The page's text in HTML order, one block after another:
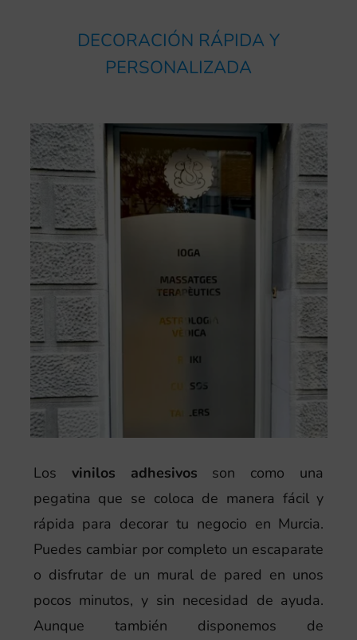
DECORACIÓN RÁPIDA Y
PERSONALIZADA
Los vinilos adhesivos son como una
pegatina que se coloca de manera fácil y
rápida para decorar tu negocio en Murcia.
Puedes cambiar por completo un escaparate
o disfrutar de un mural de pared en unos
pocos minutos, y sin necesidad de ayuda.
Aunque también disponemos de